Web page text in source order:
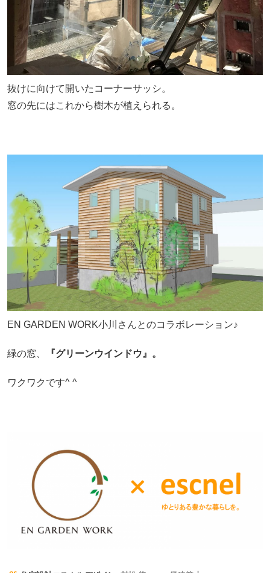
抜けに向けて開いたコーナーサッシ。
窓の先にはこれから樹木が植えられる。
EN GARDEN WORK小川さんとのコラボレーション♪
緑の窓、 『グリーンウインドウ』。
ワクワクです^ ^